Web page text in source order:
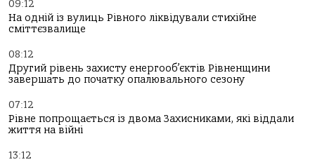
09:12
На одній із вулиць Рівного ліквідували стихійне
сміттєзвалище
08:12
Другий рівень захисту енергооб’єктів Рівненщини
завершать до початку опалювального сезону
07:12
Рівне попрощається із двома Захисниками, які віддали
життя на війні
13:12